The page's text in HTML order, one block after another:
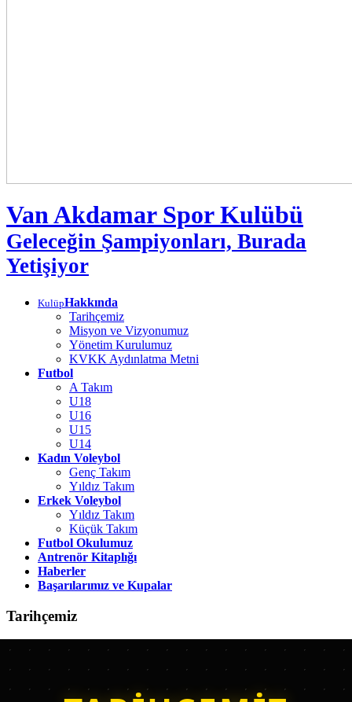
Van Akdamar Spor Kulübü
Geleceğin Şampiyonları, Burada
Yetişiyor
KulüpHakkında
Tarihçemiz
Misyon ve Vizyonumuz
Yönetim Kurulumuz
KVKK Aydınlatma Metni
Futbol
A Takım
U18
U16
U15
U14
Kadın Voleybol
Genç Takım
Yıldız Takım
Erkek Voleybol
Yıldız Takım
Küçük Takım
Futbol Okulumuz
Antrenör Kitaplığı
Haberler
Başarılarımız ve Kupalar
Tarihçemiz